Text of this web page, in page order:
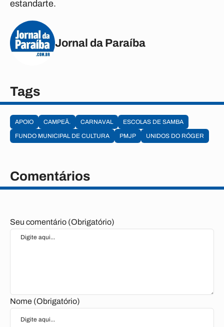
estandarte.
Jornal da Paraíba
Tags
APOIO CAMPEÃ. CARNAVAL
ESCOLAS DE SAMBA
FUNDO MUNICIPAL DE CULTURA
PMJP UNIDOS DO RÓGER
Comentários
Seu comentário (Obrigatório)
Nome (Obrigatório)